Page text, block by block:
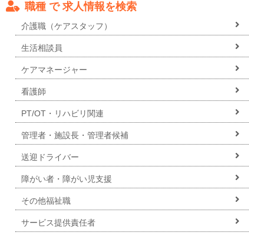
職種 で 求人情報を検索
介護職（ケアスタッフ）
生活相談員
ケアマネージャー
看護師
PT/OT・リハビリ関連
管理者・施設長・管理者候補
送迎ドライバー
障がい者・障がい児支援
その他福祉職
サービス提供責任者